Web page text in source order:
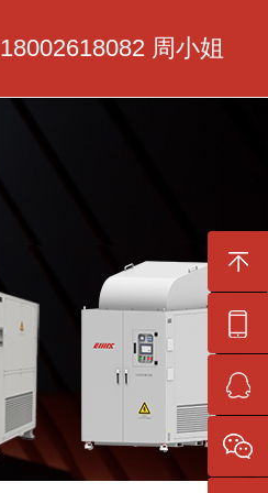
18002618082 周小姐